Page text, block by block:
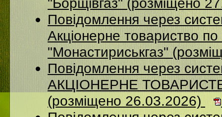
Повідомлення через
Акціонерне товариство по
"Монастириськгаз"
Повідомлення через
АКЦІОНЕРНЕ
(розміщено 26.03.2026)